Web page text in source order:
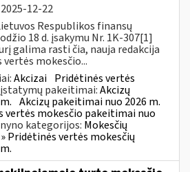
2025-12-22
Respublikos finansų
18 d. įsakymu Nr. 1K-307[1]
galima rasti čia, nauja redakcija
mokesčio...
Akcizai Pridėtinės vertės
pakeitimai:Akcizų
Akcizų pakeitimai nuo 2026 m.
vertės mokesčio pakeitimai nuo
kategorijos: Mokesčių
Pridėtinės vertės mokesčių